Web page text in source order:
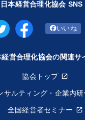
日本経営合理化協会 SNS
いいね
経営合理化協会の関連サ
協会トップ
サルティング・企業内
全国経営者セミナー